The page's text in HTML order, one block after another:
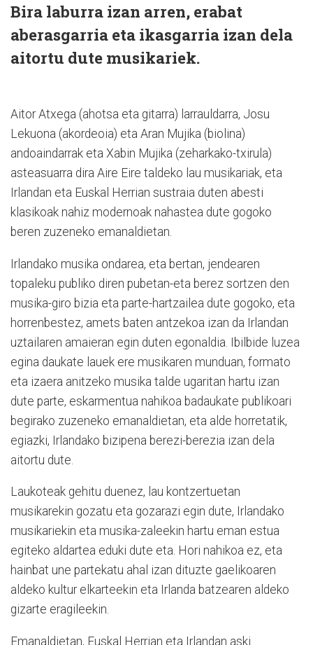
Bira laburra izan arren, erabat
aberasgarria eta ikasgarria izan dela
aitortu dute musikariek.
Aitor Atxega (ahotsa eta gitarra) larrauldarra, Josu
Lekuona (akordeoia) eta Aran Mujika (biolina)
andoaindarrak eta Xabin Mujika (zeharkako-txirula)
asteasuarra dira Aire Eire taldeko lau musikariak, eta
Irlandan eta Euskal Herrian sustraia duten abesti
klasikoak nahiz modernoak nahastea dute gogoko
beren zuzeneko emanaldietan.
Irlandako musika ondarea, eta bertan, jendearen
topaleku publiko diren pubetan-eta berez sortzen den
musika-giro bizia eta parte-hartzailea dute gogoko, eta
horrenbestez, amets baten antzekoa izan da Irlandan
uztailaren amaieran egin duten egonaldia. Ibilbide luzea
egina daukate lauek ere musikaren munduan, formato
eta izaera anitzeko musika talde ugaritan hartu izan
dute parte, eskarmentua nahikoa badaukate publikoari
begirako zuzeneko emanaldietan, eta alde horretatik,
egiazki, Irlandako bizipena berezi-berezia izan dela
aitortu dute.
Laukoteak gehitu duenez, lau kontzertuetan
musikarekin gozatu eta gozarazi egin dute, Irlandako
musikariekin eta musika-zaleekin hartu eman estua
egiteko aldartea eduki dute eta. Hori nahikoa ez, eta
hainbat une partekatu ahal izan dituzte gaelikoaren
aldeko kultur elkarteekin eta Irlanda batzearen aldeko
gizarte eragileekin.
Emanaldietan, Euskal Herrian eta Irlandan aski